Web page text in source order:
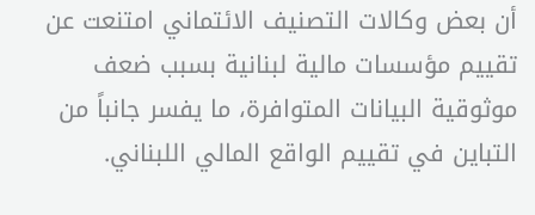
أن بعض وكالات التصنيف الائتماني امتنعت عن
تقييم مؤسسات مالية لبنانية بسبب ضعف
موثوقية البيانات المتوافرة، ما يفسر جانباً من
التباين في تقييم الواقع المالي اللبناني.